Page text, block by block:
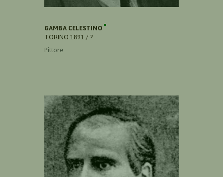
GAMBA CELESTINO
TORINO 1891 / ?
Pittore